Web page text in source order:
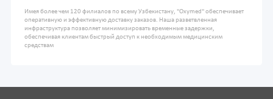
Имея более чем 120 филиалов по всему Узбекистану, "Oxymed" обеспечивает
оперативную и эффективную доставку заказов. Наша разветвленная
инфраструктура позволяет минимизировать временные задержки,
обеспечивая клиентам быстрый доступ к необходимым медицинским
средствам